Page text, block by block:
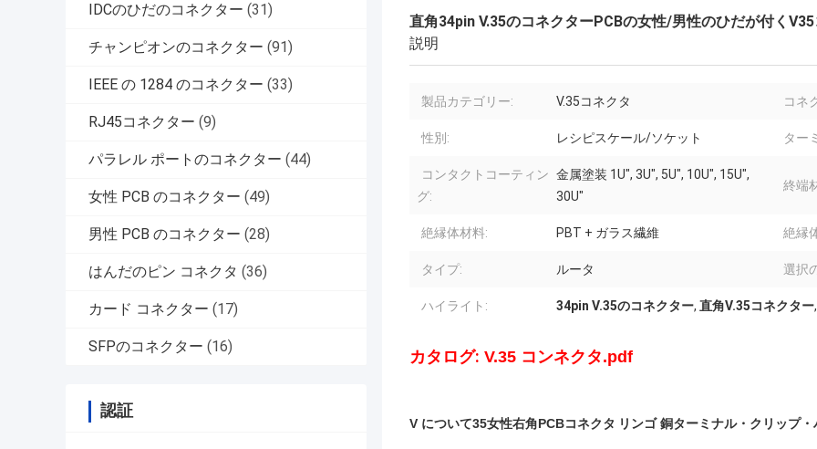
IDCのひだのコネクター (31)
チャンピオンのコネクター (91)
IEEE の 1284 のコネクター (33)
RJ45コネクター (9)
パラレル ポートのコネクター (44)
女性 PCB のコネクター (49)
男性 PCB のコネクター (28)
はんだのピン コネクタ (36)
カード コネクター (17)
SFPのコネクター (16)
認証
直角34pin V.35のコネクターPCBの女性/男性のひだが付く
説明
製品カテゴリー: V.35コネクタ コネ
性別: レシピスケール/ソケット ター
コンタクトコーティン
グ:
金属塗装 1U", 3U", 5U", 10U", 15U",
30U"
終端
絶縁体材料: PBT + ガラス繊維 絶縁
タイプ: ルータ 選択
ハイライト: 34pin V.35のコネクター, 直角V.35コネクター
カタログ: V.35 コンネクタ.pdf
V について35女性右角PCBコネクタ リンゴ 銅ターミナル・クリップ